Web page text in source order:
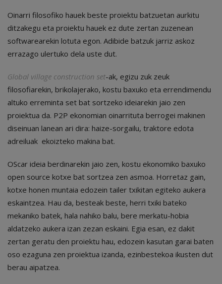
Oinarri filosofiko hauek beste proiektu batzuetan aurkitu
ditzakegu eta proiektu hauek ez dute zertan zuzenean
softwarearekin lotuta egon. Adibide batzuk jarriz askoz
errazago ulertuko dela uste dut.
Global village construction set-ak, egizu zuk zeuk
filosofiarekin, brikolajerako, kostu baxuko eta errendimendu
altuko erreminta set bat sortzeko ideiarekin jaio zen
proiektua da. P2P ekonomian oinarrituta berrogei makinen
diseinuan lanean ari dira: haize-sorgailu, traktore edota
adreiluak ekoizteko makina bat.
OScar ideia berdinarekin jaio zen, kostu ekonomiko baxuko
open source kotxe bat sortzea zen asmoa. Horretaz gain,
kotxe honen muntaia edozein tailer txikitan egiteko aukera
eskaintzea. Hau da, besteak beste, herri txiki bateko
mekaniko batek, hala nahiko balu, bere merkatu-hobia
aldatzeko aukera izan zezan eskaini. Egia esan, ez dakit
zertan geratu den proiektu hau, edozein kasutan garai baten
oso ezaguna zen proiektua izanda, ezinbestekoa ikusten dut
berau aipatzea.